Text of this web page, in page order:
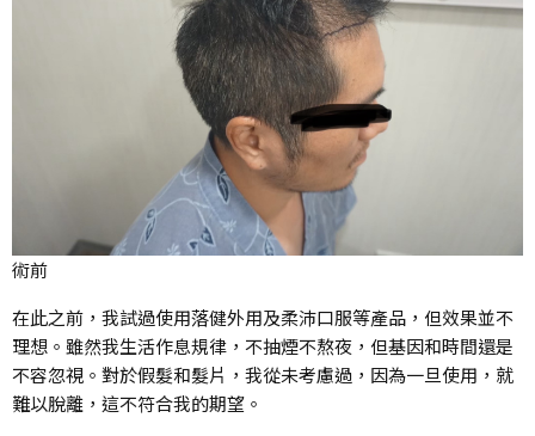
術前
在此之前，我試過使用落健外用及柔沛口服等產品，但效果並不
理想。雖然我生活作息規律，不抽煙不熬夜，但基因和時間還是
不容忽視。對於假髮和髮片，我從未考慮過，因為一旦使用，就
難以脫離，這不符合我的期望。